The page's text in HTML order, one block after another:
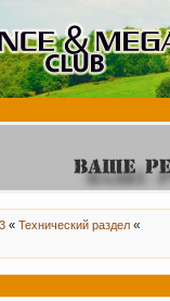
« Технический раздел «